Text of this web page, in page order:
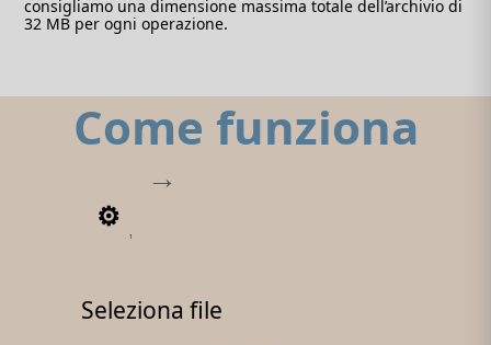
consigliamo una dimensione massima totale dell’archivio di
32 MB per ogni operazione.
Come funziona
1
Seleziona file